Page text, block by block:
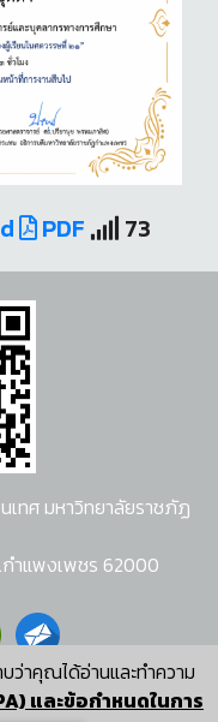
PDF 73
ว่าคุณได้อ่านและทำความ
และข้อกำหนดในการ
เทศ มหาวิทยาลัยราชภัฏ
กำแพงเพชร 62000
งผกา